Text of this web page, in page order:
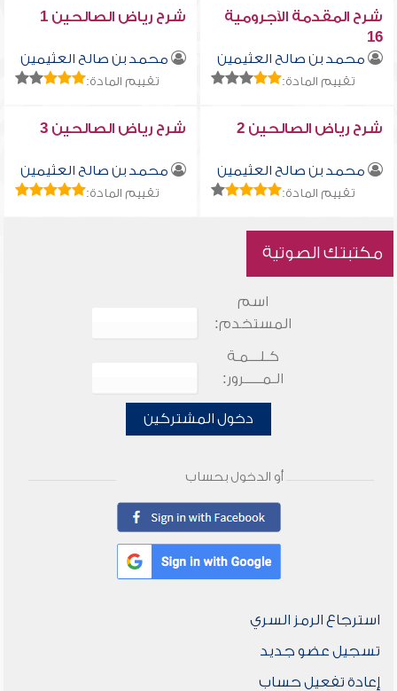
شرح المقدمة الآجرومية
16
محمد بن صالح العثيمين
تقييم المادة:
شرح رياض الصالحين 1
محمد بن صالح العثيمين
تقييم المادة:
شرح رياض الصالحين 2
محمد بن صالح العثيمين
تقييم المادة:
شرح رياض الصالحين 3
محمد بن صالح العثيمين
تقييم المادة:
مكتبتك الصوتية
اسم
المستخدم:
كـلـــمـة
الـمـــــرور:
دخول المشتركين
أو الدخول بحساب
استرجاع الرمز السري
تسجيل عضو جديد
إعادة تفعيل حساب